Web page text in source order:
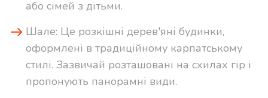
або сімей з дітьми.
Шале: Це розкішні дерев'яні будинки,
оформлені в традиційному карпатському
стилі. Зазвичай розташовані на схилах гір і
пропонують панорамні види.